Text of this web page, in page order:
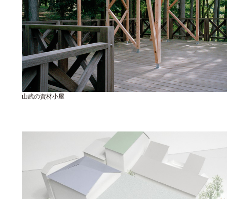
山武の資材小屋